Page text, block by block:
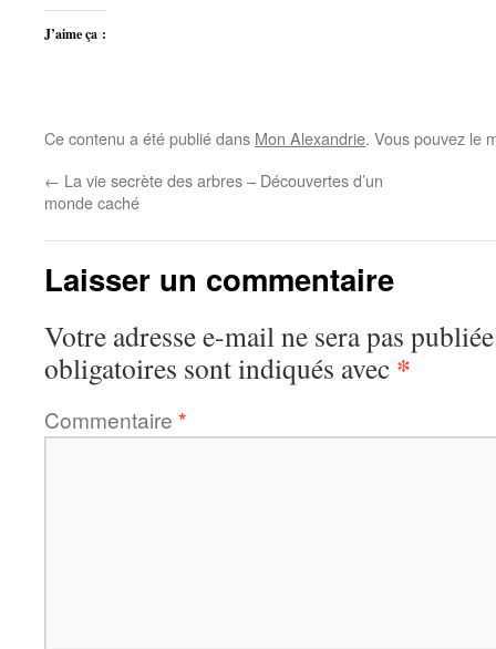
J’aime ça :
Ce contenu a été publié dans Mon Alexandrie. Vous pouvez le
← La vie secrète des arbres – Découvertes d’un
monde caché
Laisser un commentaire
Votre adresse e-mail ne sera pas
obligatoires sont indiqués avec *
Commentaire *